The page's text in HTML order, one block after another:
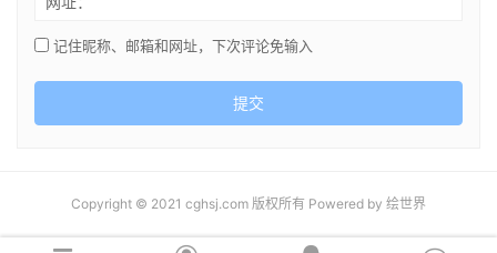
记住昵称、邮箱和网址，下次评论免输入
提交